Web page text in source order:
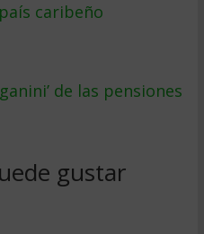
caribeño
de las pensiones
gustar